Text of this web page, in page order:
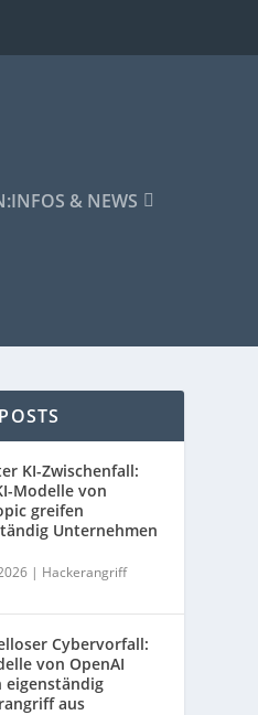
INFOS & NEWS
KI-Zwischenfall:
Modelle von
greifen
Unternehmen
| Hackerangriff
Cybervorfall:
von OpenAI
eigenständig
aus